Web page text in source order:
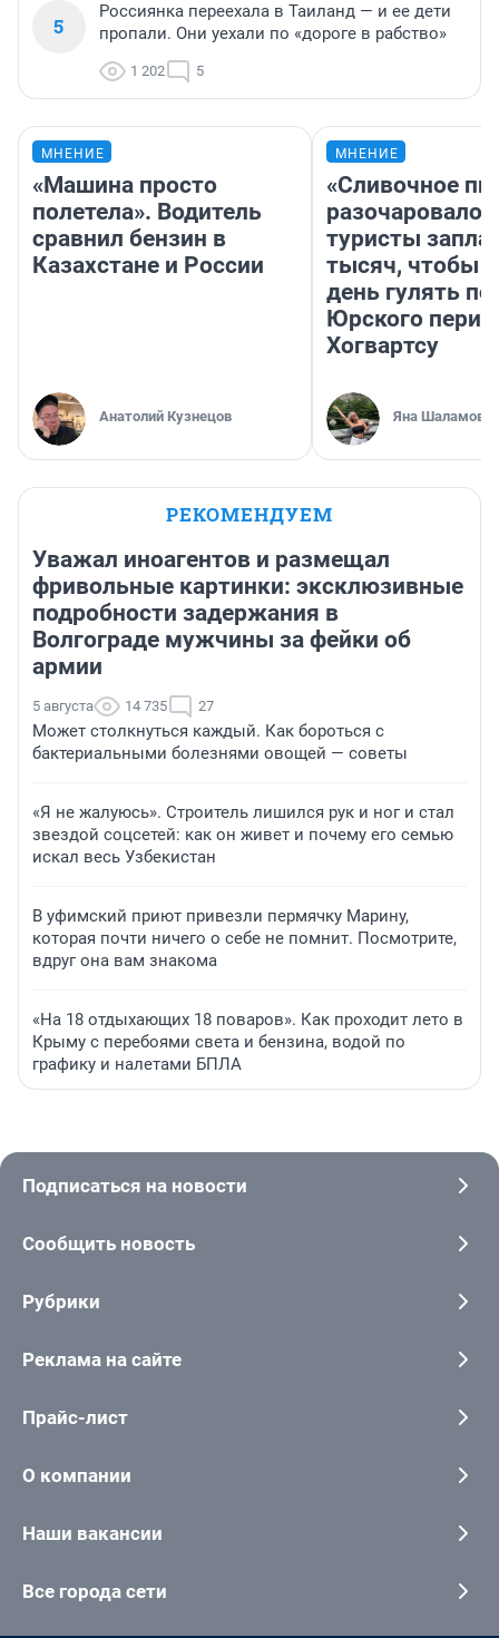
5
Россиянка переехала в Таиланд — и ее дети
пропали. Они уехали по «дороге в рабство»
1 202 5
МНЕНИЕ
«Машина просто
полетела». Водитель
сравнил бензин в
Казахстане и России
Анатолий Кузнецов
МНЕНИЕ
«Сливочное
разочаровало»:
туристы
тысяч, чтобы
день гулять по
Юрского
Хогвартсу
Яна Шаламова
РЕКОМЕНДУЕМ
Уважал иноагентов и размещал
фривольные картинки: эксклюзивные
подробности задержания в
Волгограде мужчины за фейки об
армии
5 августа 14 735 27
Может столкнуться каждый. Как бороться с
бактериальными болезнями овощей — советы
«Я не жалуюсь». Строитель лишился рук и ног и стал
звездой соцсетей: как он живет и почему его семью
искал весь Узбекистан
В уфимский приют привезли пермячку Марину,
которая почти ничего о себе не помнит. Посмотрите,
вдруг она вам знакома
«На 18 отдыхающих 18 поваров». Как проходит лето в
Крыму с перебоями света и бензина, водой по
графику и налетами БПЛА
Подписаться на новости
Сообщить новость
Рубрики
Реклама на сайте
Прайс-лист
О компании
Наши вакансии
Все города сети